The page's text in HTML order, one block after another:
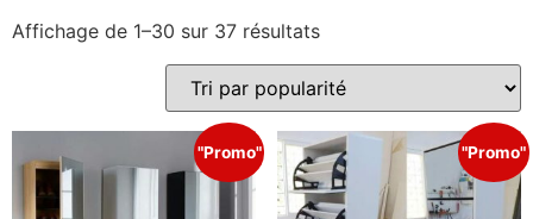
Affichage de 1–30 sur 37 résultats
"Promo" "Promo"